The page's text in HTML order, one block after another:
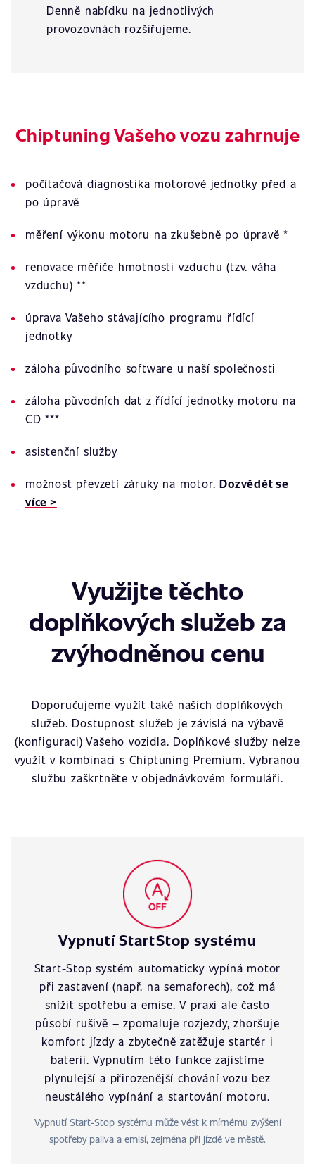
Denně nabídku na jednotlivých
provozovnách rozšiřujeme.
Chiptuning Vašeho vozu zahrnuje
počítačová diagnostika motorové jednotky před a
po úpravě
měření výkonu motoru na zkušebně po úpravě *
renovace měřiče hmotnosti vzduchu (tzv. váha
vzduchu) **
úprava Vašeho stávajícího programu řídící
jednotky
záloha původního software u naší společnosti
záloha původních dat z řídící jednotky motoru na
CD ***
asistenční služby
možnost převzetí záruky na motor.Dozvědět se
více >
Využijte těchto
doplňkových služeb za
zvýhodněnou cenu
Doporučujeme využít také našich doplňkových
služeb. Dostupnost služeb je závislá na výbavě
(konfiguraci) Vašeho vozidla. Doplňkové služby nelze
využít v kombinaci s Chiptuning Premium. Vybranou
službu zaškrtněte v objednávkovém formuláři.
Vypnutí StartStop systému
Start-Stop systém automaticky vypíná motor
při zastavení (např. na semaforech), což má
snížit spotřebu a emise. V praxi ale často
působí rušivě – zpomaluje rozjezdy, zhoršuje
komfort jízdy a zbytečně zatěžuje startér i
baterii. Vypnutím této funkce zajistíme
plynulejší a přirozenější chování vozu bez
neustálého vypínání a startování motoru.
Vypnutí Start-Stop systému může vést k mírnému zvýšení
spotřeby paliva a emisí, zejména při jízdě ve městě.